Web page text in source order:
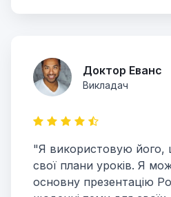
Доктор Еванс
Викладач
"Я використовую його,
свої плани уроків. Я
основну презентацію